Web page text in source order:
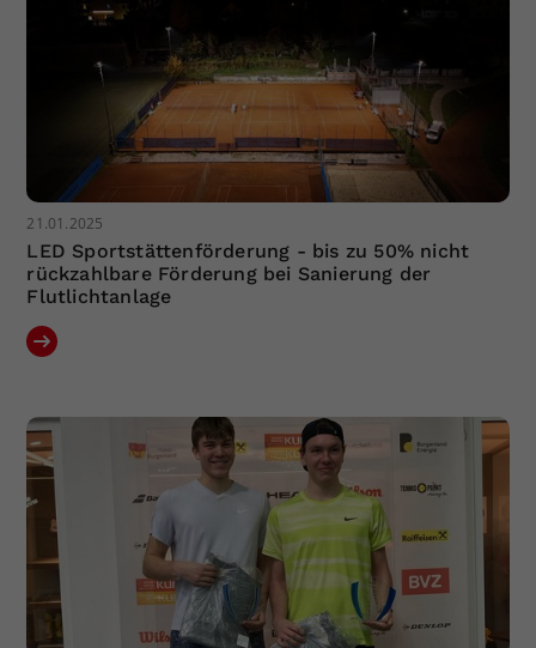
21.01.2025
LED Sportstättenförderung - bis zu 50% nicht
rückzahlbare Förderung bei Sanierung der
Flutlichtanlage